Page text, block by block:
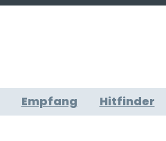
Empfang Hitfinder